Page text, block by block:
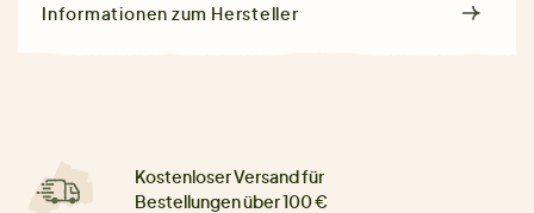
Informationen zum Hersteller
Kostenloser Versand für
Bestellungen über 100 €